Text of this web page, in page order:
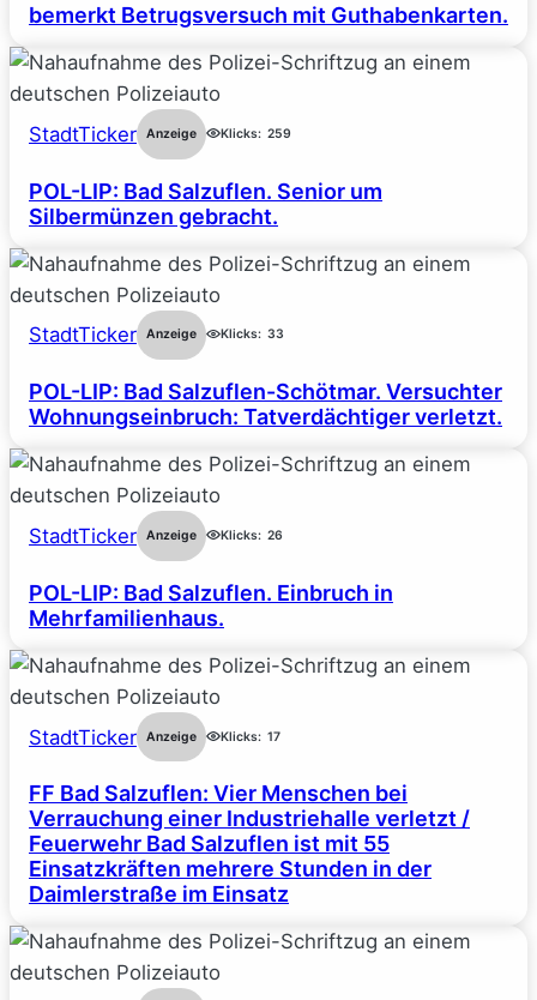
bemerkt Betrugsversuch mit Guthabenkarten.
StadtTicker Anzeige Klicks: 259
POL-LIP: Bad Salzuflen. Senior um
Silbermünzen gebracht.
StadtTicker Anzeige Klicks: 33
POL-LIP: Bad Salzuflen-Schötmar. Versuchter
Wohnungseinbruch: Tatverdächtiger verletzt.
StadtTicker Anzeige Klicks: 26
POL-LIP: Bad Salzuflen. Einbruch in
Mehrfamilienhaus.
StadtTicker Anzeige Klicks: 17
FF Bad Salzuflen: Vier Menschen bei
Verrauchung einer Industriehalle verletzt /
Feuerwehr Bad Salzuflen ist mit 55
Einsatzkräften mehrere Stunden in der
Daimlerstraße im Einsatz